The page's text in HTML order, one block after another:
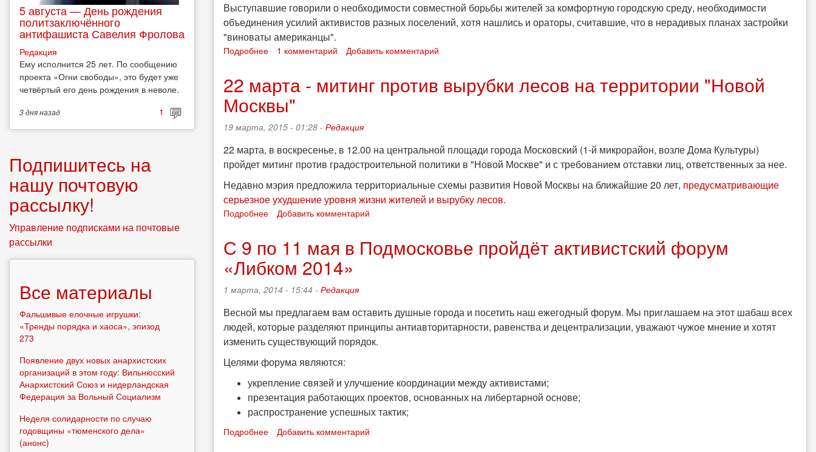
Выступавшие говорили о необходимости совместной борьбы жителей за комфортную городскую среду, необходимости
объединения усилий активистов разных поселений, хотя нашлись и ораторы, считавшие, что в нерадивых планах застройки
"виноваты американцы".
Подробнее
Московский
прошёл
митинг
жителей
вырубки
леса
под
застройку:
анархисты
участвовали
1 комментарий Добавить комментарий
22 марта - митинг против вырубки лесов на территории "Новой
Москвы"
19 марта, 2015 - 01:28 - Редакция
22 марта, в воскресенье, в 12.00 на центральной площади города Московский (1-й микрорайон, возле Дома Культуры)
пройдет митинг против градостроительной политики в "Новой Москве" и с требованием отставки лиц, ответственных за нее.
Недавно мэрия предложила территориальные схемы развития Новой Москвы на ближайшие 20 лет, предусматривающие
серьезное ухудшение уровня жизни жителей и вырубку лесов.
Подробнее
-
против
вырубки
на
территории
"Новой
Москвы"
Добавить комментарий
С 9 по 11 мая в Подмосковье пройдёт активистский форум
«Либком 2014»
1 марта, 2014 - 15:44 - Редакция
Весной мы предлагаем вам оставить душные города и посетить наш ежегодный форум. Мы приглашаем на этот шабаш всех
людей, которые разделяют принципы антиавторитарности, равенства и децентрализации, уважают чужое мнение и хотят
изменить существующий порядок.
Целями форума являются:
укрепление связей и улучшение координации между активистами;
презентация работающих проектов, основанных на либертарной основе;
распространение успешных тактик;
Подробнее Добавить комментарий
5 августа — День рождения
политзаключённого
антифашиста Савелия Фролова
Редакция
Ему исполнится 25 лет. По сообщению
проекта «Огни свободы», это будет уже
четвёртый его день рождения в неволе.
3 дняназад 1
Подпишитесь на
нашу почтовую
рассылку!
Управление подписками на почтовые
рассылки
Все материалы
Фальшивые елочные игрушки:
«Тренды порядка и хаоса», эпизод
273
Появление двух новых анархистских
организаций в этом году: Вильнюсский
Анархистский Союз и нидерландская
Федерация за Вольный Социализм
Неделя солидарности по случаю
годовщины «тюменского дела»
(анонс)